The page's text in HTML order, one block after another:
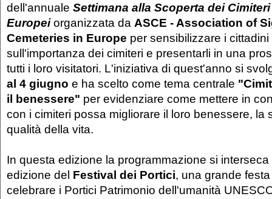
dell'annuale Settimana alla Scoperta dei Cimiteri
Europei organizzata da ASCE - Association of
Cemeteries in Europe per sensibilizzare i
sull'importanza dei cimiteri e presentarli in una
tutti i loro visitatori. L'iniziativa di quest'anno si
al 4 giugno e ha scelto come tema centrale
il benessere" per evidenziare come mettere in
con i cimiteri possa migliorare il loro benessere, la
qualità della vita.
In questa edizione la programmazione si
edizione del Festival dei Portici, una grande
celebrare i Portici Patrimonio dell'umanità